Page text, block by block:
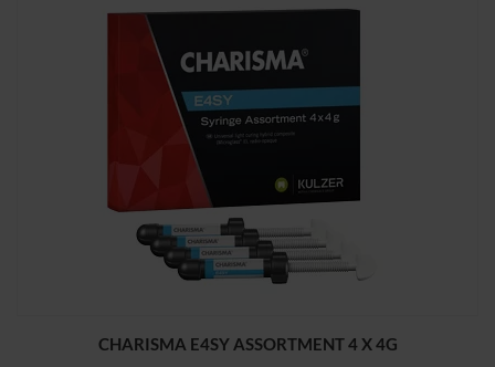
CHARISMA E4SY ASSORTMENT 4 X 4G